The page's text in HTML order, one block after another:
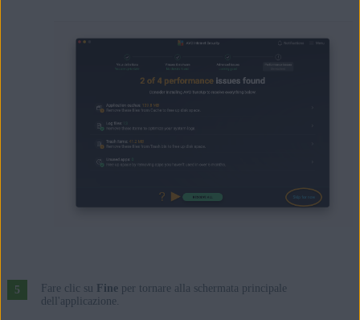
Fare clic su Fineper tornare alla schermata principale
dell'applicazione.